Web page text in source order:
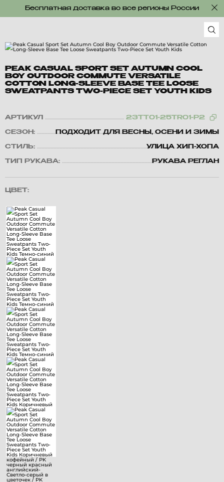
Бесплатная доставка во все регионы России
PEAK CASUAL SPORT SET AUTUMN COOL
BOY OUTDOOR COMMUTE VERSATILE
COTTON LONG-SLEEVE BASE TEE LOOSE
SWEATPANTS TWO-PIECE SET YOUTH KIDS
АРТИКУЛ 23TT01-25TR01-P2
СЕЗОН: ПОДХОДИТ ДЛЯ ВЕСНЫ, ОСЕНИ И ЗИМЫ
СТИЛЬ: УЛИЦА ХИП-ХОПА
ТИП РУКАВА: РУКАВА РЕГЛАН
ЦВЕТ: